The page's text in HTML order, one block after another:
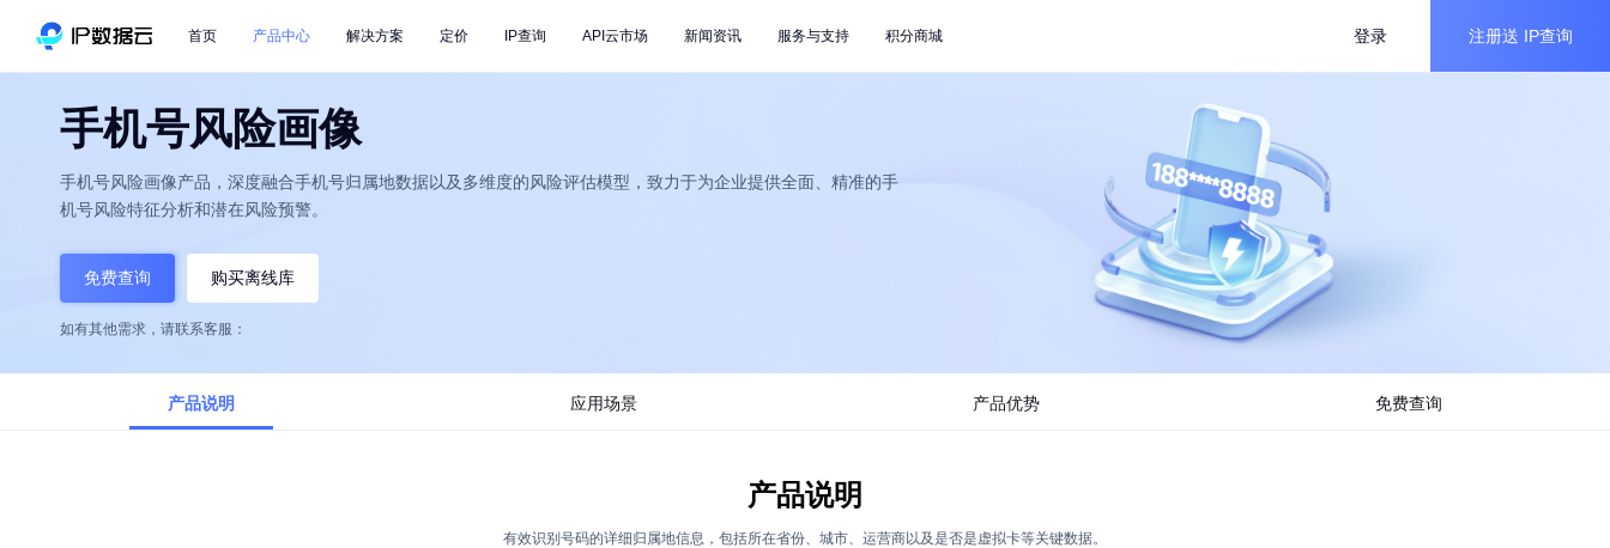
首页 产品中心 解决方案 定价 IP查询 API云市场 新闻资讯 服务与支持 积分商城 登录 注册送 IP查询
手机号风险画像
手机号风险画像产品，深度融合手机号归属地数据以及多维度的风险评估模型，致力于为企业提供全面、精准的手
机号风险特征分析和潜在风险预警。
免费查询 购买离线库
如有其他需求，请联系客服：
产品说明 应用场景 产品优势 免费查询
产品说明
有效识别号码的详细归属地信息，包括所在省份、城市、运营商以及是否是虚拟卡等关键数据。